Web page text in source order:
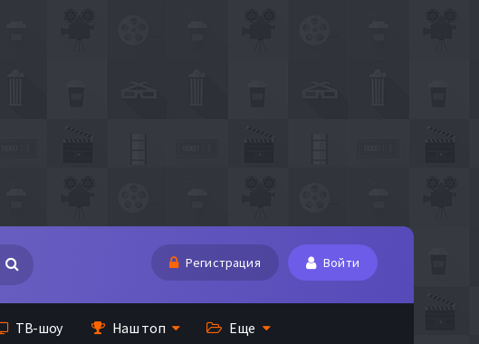
Регистрация Войти
ТВ-шоу Наш топ Еще